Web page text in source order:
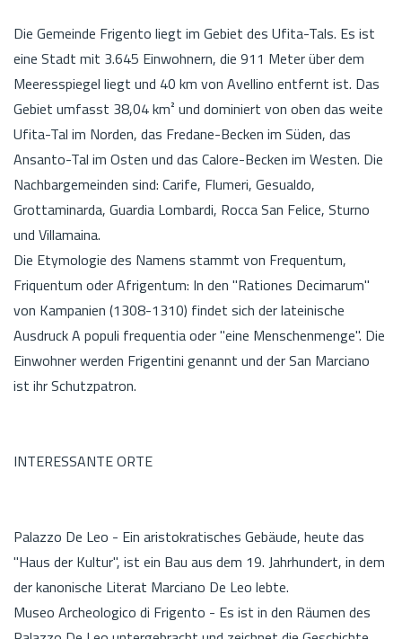
Die Gemeinde Frigento liegt im Gebiet des Ufita-Tals. Es ist
eine Stadt mit 3.645 Einwohnern, die 911 Meter über dem
Meeresspiegel liegt und 40 km von Avellino entfernt ist. Das
Gebiet umfasst 38,04 km² und dominiert von oben das weite
Ufita-Tal im Norden, das Fredane-Becken im Süden, das
Ansanto-Tal im Osten und das Calore-Becken im Westen. Die
Nachbargemeinden sind: Carife, Flumeri, Gesualdo,
Grottaminarda, Guardia Lombardi, Rocca San Felice, Sturno
und Villamaina.
Die Etymologie des Namens stammt von Frequentum,
Friquentum oder Afrigentum: In den "Rationes Decimarum"
von Kampanien (1308-1310) findet sich der lateinische
Ausdruck A populi frequentia oder "eine Menschenmenge". Die
Einwohner werden Frigentini genannt und der San Marciano
ist ihr Schutzpatron.
INTERESSANTE ORTE
Palazzo De Leo - Ein aristokratisches Gebäude, heute das
"Haus der Kultur", ist ein Bau aus dem 19. Jahrhundert, in dem
der kanonische Literat Marciano De Leo lebte.
Museo Archeologico di Frigento - Es ist in den Räumen des